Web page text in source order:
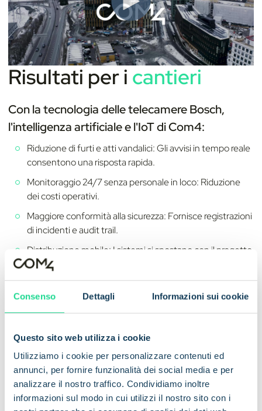
Consenso Dettagli Informazioni sui cookie
Questo sito web utilizza i cookie
Utilizziamo i cookie per personalizzare contenuti ed
annunci, per fornire funzionalità dei social media e per
analizzare il nostro traffico. Condividiamo inoltre
informazioni sul modo in cui utilizzi il nostro sito con i
Risultati per i cantieri
Con la tecnologia delle telecamere Bosch,
l'intelligenza artificiale e l'IoT di Com4:
Riduzione di furti e atti vandalici: Gli avvisi in tempo reale
consentono una risposta rapida.
Monitoraggio 24/7 senza personale in loco: Riduzione
dei costi operativi.
Maggiore conformità alla sicurezza: Fornisce registrazioni
di incidenti e audit trail.
Distribuzione mobile: I sistemi si spostano con il progetto
o si installano rapidamente in nuovi siti.
Questo dimostra come la sorveglianza guidata dall'IoT
aumenti l'efficienza operativa e la sicurezza in ambienti
Un vantaggio strategico
per gli OEM di TVCC